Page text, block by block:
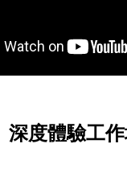
深度體驗工作